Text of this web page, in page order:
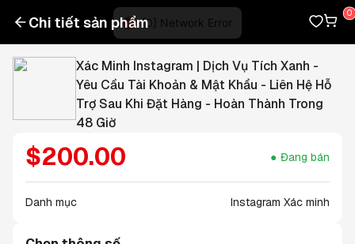
Chi tiết sản phẩm
Xác Minh Instagram | Dịch Vụ Tích Xanh -
Yêu Cầu Tài Khoản & Mật Khẩu - Liên Hệ Hỗ
Trợ Sau Khi Đặt Hàng - Hoàn Thành Trong
48 Giờ
$200.00 Đang bán
Danh mục Instagram Xác minh